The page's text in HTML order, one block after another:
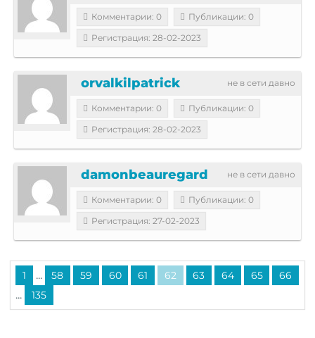
Комментарии: 0
Публикации: 0
Регистрация: 28-02-2023
не в сети давно
orvalkilpatrick
Комментарии: 0
Публикации: 0
Регистрация: 28-02-2023
не в сети давно
damonbeauregard
Комментарии: 0
Публикации: 0
Регистрация: 27-02-2023
1 ... 58 59 60 61 62 63 64 65 66
... 135